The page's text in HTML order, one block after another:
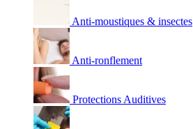
Anti-moustiques & insectes
Anti-ronflement
Protections Auditives